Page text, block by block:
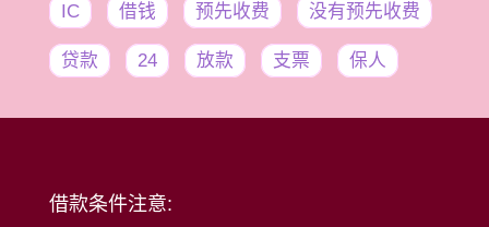
IC 借钱 预先收费 没有预先收费
贷款 24 放款 支票 保人
借款条件注意: